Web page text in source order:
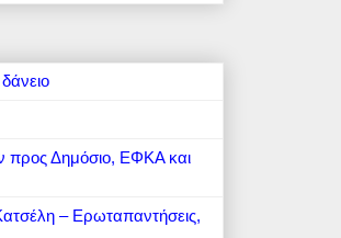
προς Δημόσιο, ΕΦΚΑ και
– Ερωταπαντήσεις,